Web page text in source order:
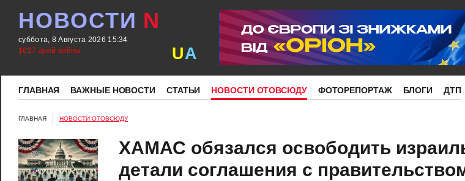
НОВОСТИ N
суббота, 8 Августа 2026 15:34
1627 дней войны
UA
ГЛАВНАЯ ВАЖНЫЕ НОВОСТИ СТАТЬИ НОВОСТИ ОТОВСЮДУ ФОТОРЕПОРТАЖ БЛОГИ ДТП
ГЛАВНАЯ НОВОСТИ ОТОВСЮДУ
ХАМАС обязался освободить
детали соглашения с